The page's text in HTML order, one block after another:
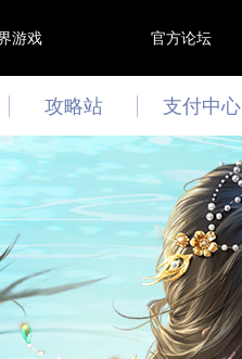
官方论坛
游戏
攻略站
游戏资讯
攻略心得
最新活动
文曲答题
技能模拟器
支付中心